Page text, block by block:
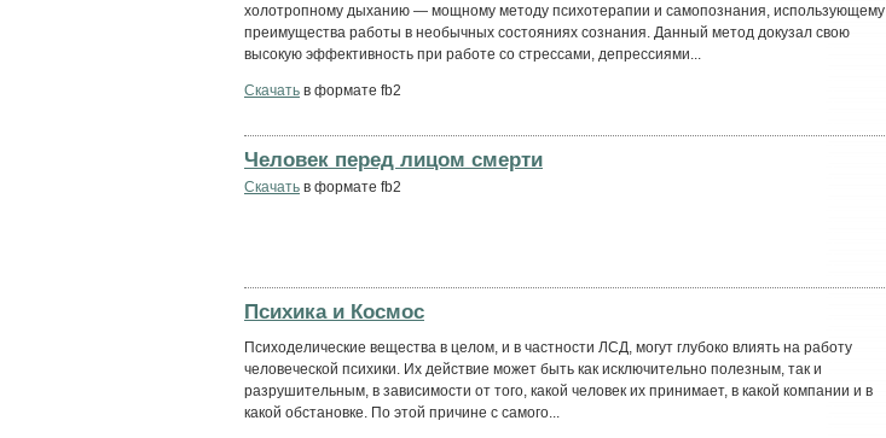
холотропному дыханию — мощному методу психотерапии и самопознания, использующему
преимущества работы в необычных состояниях сознания. Данный метод докузал свою
высокую эффективность при работе со стрессами, депрессиями...
Скачать в формате fb2
Человек перед лицом смерти
Скачать в формате fb2
Психика и Космос
Психоделические вещества в целом, и в частности ЛСД, могут глубоко влиять на работу
человеческой психики. Их действие может быть как исключительно полезным, так и
разрушительным, в зависимости от того, какой человек их принимает, в какой компании и в
какой обстановке. По этой причине с самого...